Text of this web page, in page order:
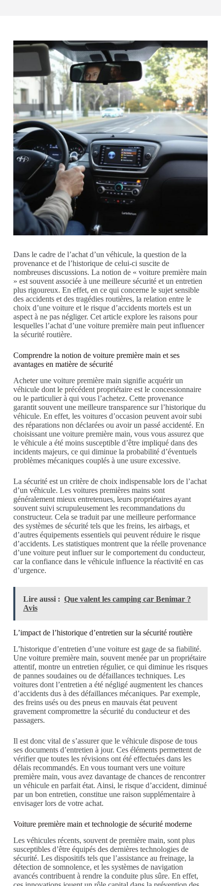
Dans le cadre de l’achat d’un véhicule, la question de la
provenance et de l’historique de celui-ci suscite de
nombreuses discussions. La notion de « voiture première main
» est souvent associée à une meilleure sécurité et un entretien
plus rigoureux. En effet, en ce qui concerne le sujet sensible
des accidents et des tragédies routières, la relation entre le
choix d’une voiture et le risque d’accidents mortels est un
aspect à ne pas négliger. Cet article explore les raisons pour
lesquelles l’achat d’une voiture première main peut influencer
la sécurité routière.
Comprendre la notion de voiture première main et ses
avantages en matière de sécurité
Acheter une voiture première main signifie acquérir un
véhicule dont le précédent propriétaire est le concessionnaire
ou le particulier à qui vous l’achetez. Cette provenance
garantit souvent une meilleure transparence sur l’historique du
véhicule. En effet, les voitures d’occasion peuvent avoir subi
des réparations non déclarées ou avoir un passé accidenté. En
choisissant une voiture première main, vous vous assurez que
le véhicule a été moins susceptible d’être impliqué dans des
incidents majeurs, ce qui diminue la probabilité d’éventuels
problèmes mécaniques couplés à une usure excessive.
La sécurité est un critère de choix indispensable lors de l’achat
d’un véhicule. Les voitures premières mains sont
généralement mieux entretenues, leurs propriétaires ayant
souvent suivi scrupuleusement les recommandations du
constructeur. Cela se traduit par une meilleure performance
des systèmes de sécurité tels que les freins, les airbags, et
d’autres équipements essentiels qui peuvent réduire le risque
d’accidents. Les statistiques montrent que la réelle provenance
d’une voiture peut influer sur le comportement du conducteur,
car la confiance dans le véhicule influence la réactivité en cas
d’urgence.
Lire aussi : Que valent les camping car Benimar ?
Avis
L’impact de l’historique d’entretien sur la sécurité routière
L’historique d’entretien d’une voiture est gage de sa fiabilité.
Une voiture première main, souvent menée par un propriétaire
attentif, montre un entretien régulier, ce qui diminue les risques
de pannes soudaines ou de défaillances techniques. Les
voitures dont l’entretien a été négligé augmentent les chances
d’accidents dus à des défaillances mécaniques. Par exemple,
des freins usés ou des pneus en mauvais état peuvent
gravement compromettre la sécurité du conducteur et des
passagers.
Il est donc vital de s’assurer que le véhicule dispose de tous
ses documents d’entretien à jour. Ces éléments permettent de
vérifier que toutes les révisions ont été effectuées dans les
délais recommandés. En vous tournant vers une voiture
première main, vous avez davantage de chances de rencontrer
un véhicule en parfait état. Ainsi, le risque d’accident, diminué
par un bon entretien, constitue une raison supplémentaire à
envisager lors de votre achat.
Voiture première main et technologie de sécurité moderne
Les véhicules récents, souvent de première main, sont plus
susceptibles d’être équipés des dernières technologies de
sécurité. Les dispositifs tels que l’assistance au freinage, la
détection de somnolence, et les systèmes de navigation
avancés contribuent à rendre la conduite plus sûre. En effet,